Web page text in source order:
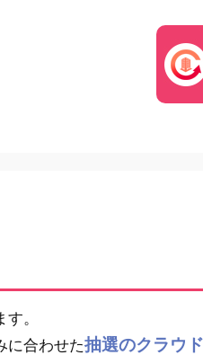
。
に合わせた抽選のクラウ